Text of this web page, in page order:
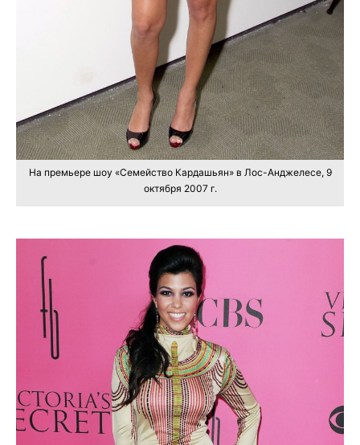
На премьере шоу «Семейство Кардашьян» в Лос-Анджелесе, 9
октября 2007 г.